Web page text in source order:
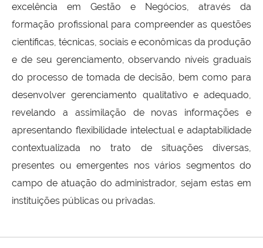
excelência em Gestão e Negócios, através da
formação profissional para compreender as questões
científicas, técnicas, sociais e econômicas da produção
e de seu gerenciamento, observando níveis graduais
do processo de tomada de decisão, bem como para
desenvolver gerenciamento qualitativo e adequado,
revelando a assimilação de novas informações e
apresentando flexibilidade intelectual e adaptabilidade
contextualizada no trato de situações diversas,
presentes ou emergentes nos vários segmentos do
campo de atuação do administrador, sejam estas em
instituições públicas ou privadas.